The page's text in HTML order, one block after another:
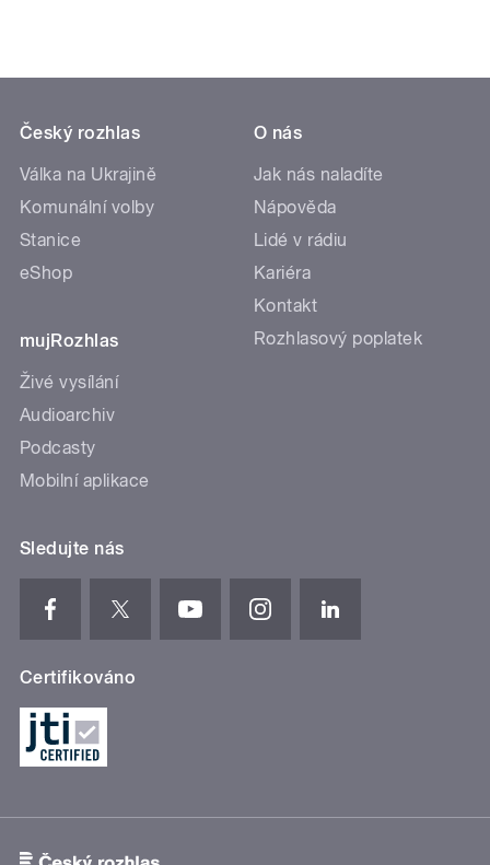
Český rozhlas
Válka na Ukrajině
Komunální volby
Stanice
eShop
mujRozhlas
Živé vysílání
Audioarchiv
Podcasty
Mobilní aplikace
O nás
Jak nás naladíte
Nápověda
Lidé v rádiu
Kariéra
Kontakt
Rozhlasový poplatek
Sledujte nás
Certifikováno